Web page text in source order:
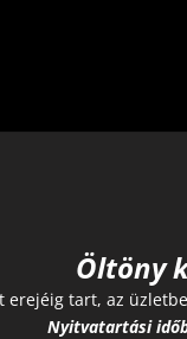
Öltöny
erejéig tart, az
Nyitvatartási